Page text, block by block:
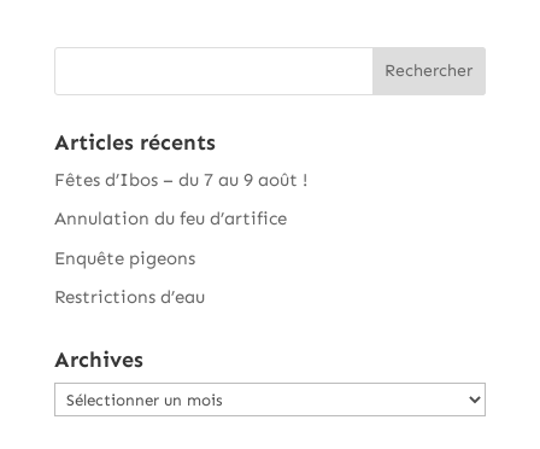
Articles récents
Fêtes d’Ibos – du 7 au 9 août !
Annulation du feu d’artifice
Enquête pigeons
Restrictions d’eau
Archives
Archives